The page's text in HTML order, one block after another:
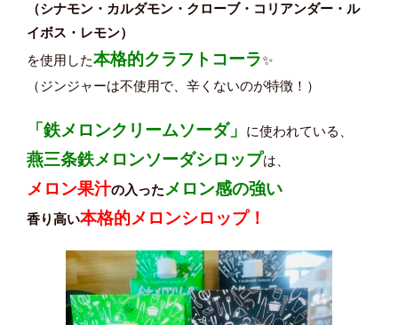
（シナモン・カルダモン・クローブ・コリアンダー・ル
イボス・レモン）
を使用した本格的クラフトコーラ✨
（ジンジャーは不使用で、辛くないのが特徴！）
「鉄メロンクリームソーダ」 に使われている、
燕三条鉄メロンソーダシロップは、
メロン果汁の入った メロン感の強い
香り高い本格的メロンシロップ！